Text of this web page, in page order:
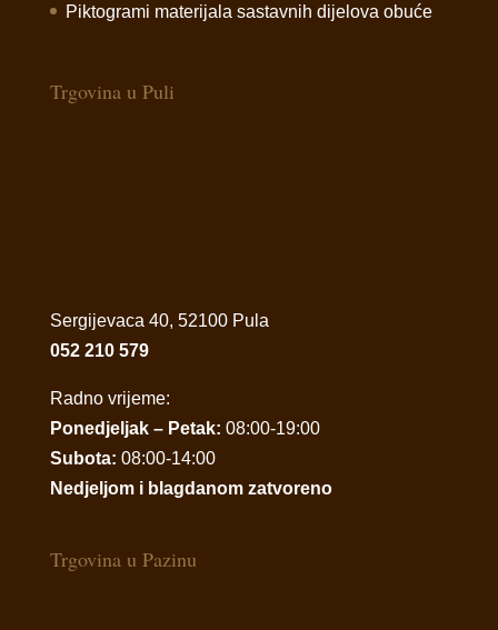
Piktogrami materijala sastavnih dijelova obuće
Trgovina u Puli
Sergijevaca 40, 52100 Pula
052 210 579
Radno vrijeme:
Ponedjeljak – Petak: 08:00-19:00
Subota: 08:00-14:00
Nedjeljom i blagdanom zatvoreno
Trgovina u Pazinu